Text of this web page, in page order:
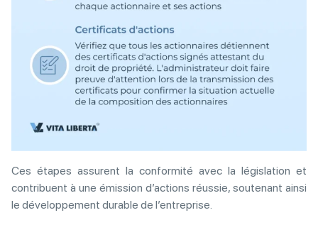
Ces étapes assurent la conformité avec la législation et
contribuent à une émission d’actions réussie, soutenant ainsi
le développement durable de l’entreprise.